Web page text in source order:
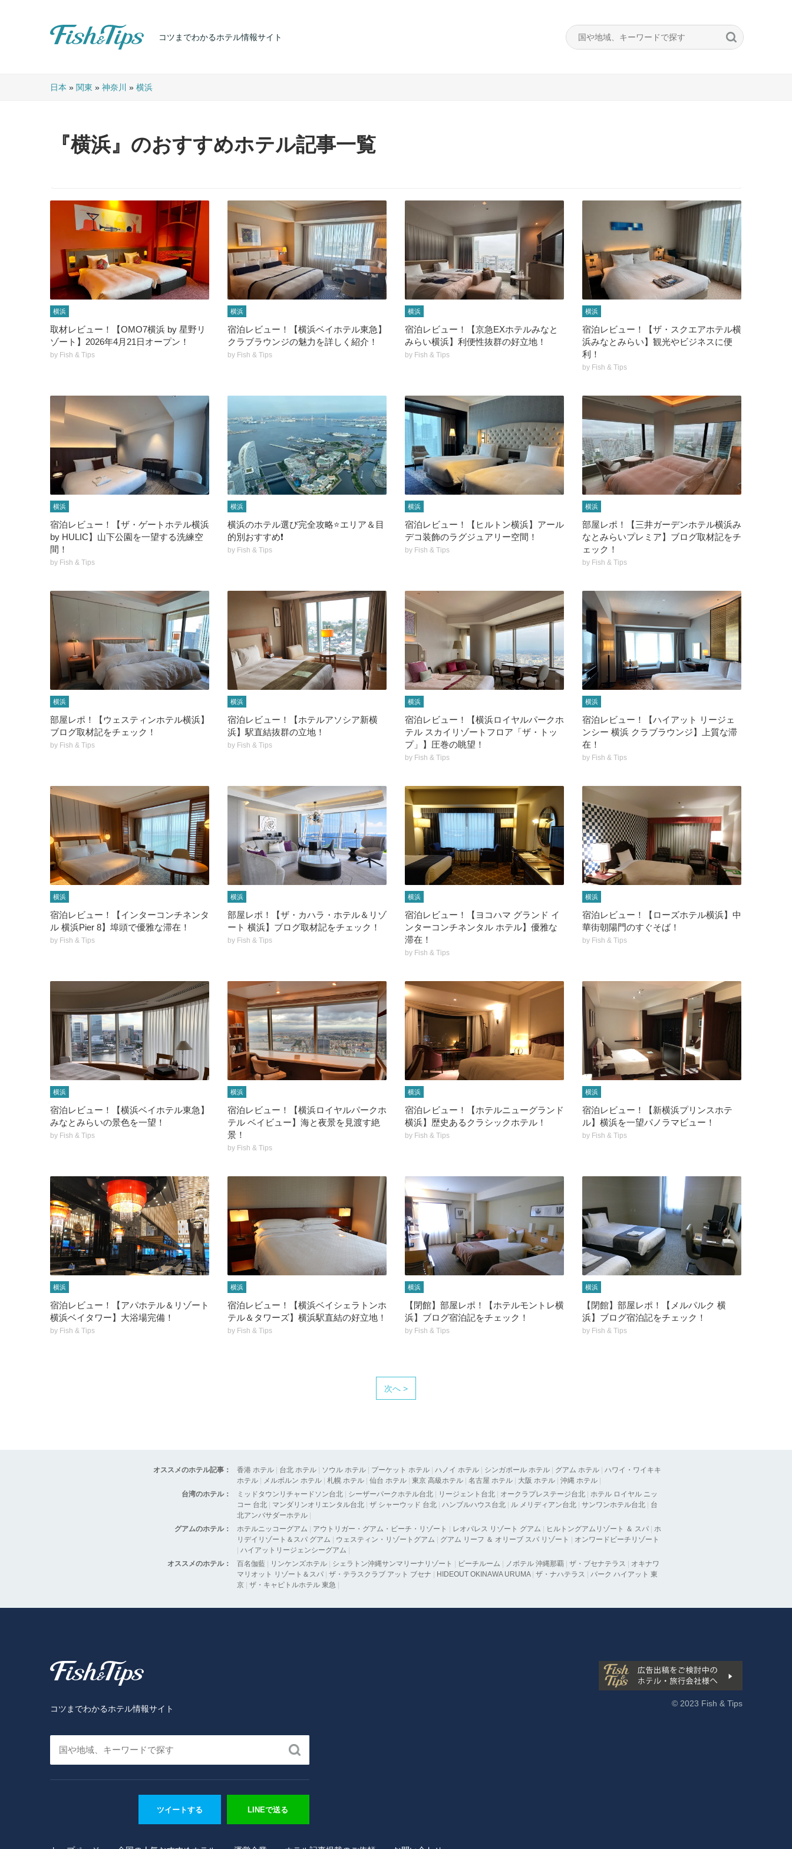
コツまでわかるホテル情報サイト
日本 » 関東 » 神奈川 » 横浜
『横浜』のおすすめホテル記事一覧
横浜
取材レビュー！【OMO7横浜 by 星野リ
ゾート】2026年4月21日オープン！
by Fish & Tips
横浜
宿泊レビュー！【横浜ベイホテル東急】
クラブラウンジの魅力を詳しく紹介！
by Fish & Tips
横浜
宿泊レビュー！【京急EXホテルみなと
みらい横浜】利便性抜群の好立地！
by Fish & Tips
横浜
宿泊レビュー！【ザ・スクエアホテル横
浜みなとみらい】観光やビジネスに便
利！
by Fish & Tips
横浜
宿泊レビュー！【ザ・ゲートホテル横浜
by HULIC】山下公園を一望する洗練空
間！
by Fish & Tips
横浜
横浜のホテル選び完全攻略⭐️エリア＆目
的別おすすめ❗️
by Fish & Tips
横浜
宿泊レビュー！【ヒルトン横浜】アール
デコ装飾のラグジュアリー空間！
by Fish & Tips
横浜
部屋レポ！【三井ガーデンホテル横浜み
なとみらいプレミア】ブログ取材記をチ
ェック！
by Fish & Tips
横浜
部屋レポ！【ウェスティンホテル横浜】
ブログ取材記をチェック！
by Fish & Tips
横浜
宿泊レビュー！【ホテルアソシア新横
浜】駅直結抜群の立地！
by Fish & Tips
横浜
宿泊レビュー！【横浜ロイヤルパークホ
テル スカイリゾートフロア「ザ・トッ
プ」】圧巻の眺望！
by Fish & Tips
横浜
宿泊レビュー！【ハイアット リージェ
ンシー 横浜 クラブラウンジ】上質な滞
在！
by Fish & Tips
横浜
宿泊レビュー！【インターコンチネンタ
ル 横浜Pier 8】埠頭で優雅な滞在！
by Fish & Tips
横浜
部屋レポ！【ザ・カハラ・ホテル＆リゾ
ート 横浜】ブログ取材記をチェック！
by Fish & Tips
横浜
宿泊レビュー！【ヨコハマ グランド イ
ンターコンチネンタル ホテル】優雅な
滞在！
by Fish & Tips
横浜
宿泊レビュー！【ローズホテル横浜】中
華街朝陽門のすぐそば！
by Fish & Tips
横浜
宿泊レビュー！【横浜ベイホテル東急】
みなとみらいの景色を一望！
by Fish & Tips
横浜
宿泊レビュー！【横浜ロイヤルパークホ
テル ベイビュー】海と夜景を見渡す絶
景！
by Fish & Tips
横浜
宿泊レビュー！【ホテルニューグランド
横浜】歴史あるクラシックホテル！
by Fish & Tips
横浜
宿泊レビュー！【新横浜プリンスホテ
ル】横浜を一望パノラマビュー！
by Fish & Tips
横浜
宿泊レビュー！【アパホテル＆リゾート
横浜ベイタワー】大浴場完備！
by Fish & Tips
横浜
宿泊レビュー！【横浜ベイシェラトンホ
テル＆タワーズ】横浜駅直結の好立地！
by Fish & Tips
横浜
【閉館】部屋レポ！【ホテルモントレ横
浜】ブログ宿泊記をチェック！
by Fish & Tips
横浜
【閉館】部屋レポ！【メルパルク 横
浜】ブログ宿泊記をチェック！
by Fish & Tips
次へ >
オススメのホテル記事： 香港 ホテル 台北 ホテル ソウル ホテル プーケット ホテル ハノイ ホテル シンガポール ホテル グアム ホテル
ハワイ・ワイキキ
ホテル
メルボルン ホテル 札幌 ホテル 仙台 ホテル 東京 高級ホテル 名古屋 ホテル 大阪 ホテル 沖縄 ホテル
台湾のホテル：
ミッドタウンリチャードソン台北 シーザーパークホテル台北 リージェント台北 オークラプレステージ台北
ホテル ロイヤル ニッ
コー 台北
マンダリンオリエンタル台北 ザ シャーウッド 台北 ハンブルハウス台北 ル メリディアン台北 サンワンホテル台北
台
北アンバサダーホテル
グアムのホテル：
ホテルニッコーグアム アウトリガー・グアム・ビーチ・リゾート レオパレス リゾート グアム ヒルトングアムリゾート ＆ スパ
ホ
リデイリゾート＆スパ グアム
ウェスティン・リゾートグアム グアム リーフ ＆ オリーブ スパ リゾート
オンワードビーチリゾート
ハイアットリージェンシーグアム
オススメのホテル：
百名伽藍 リンケンズホテル シェラトン沖縄サンマリーナリゾート ビーチルーム ノボテル 沖縄那覇 ザ・ブセナテラス
オキナワ
マリオット リゾート＆スパ
ザ・テラスクラブ アット ブセナ HIDEOUT OKINAWA URUMA| ザ・ナハテラス
パーク ハイアット 東
京
ザ・キャピトルホテル 東急
© 2023 Fish & Tips
コツまでわかるホテル情報サイト
ツイートする LINEで送る